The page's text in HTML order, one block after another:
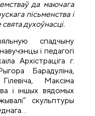
да маючага
пісьменства і
духоўнасці.
спадчыну
і педагогі
Архістраціга г.
Барадуліна,
Максіма
і іншых вядомых
скульптуры